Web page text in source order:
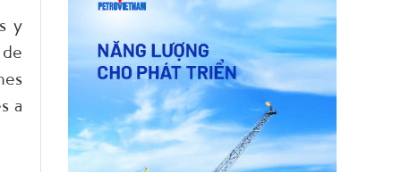
y
a